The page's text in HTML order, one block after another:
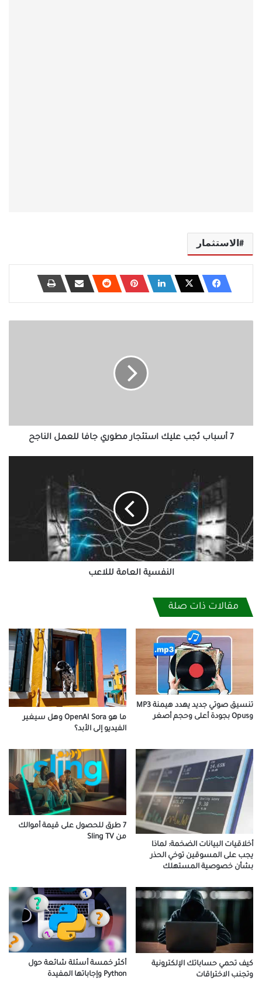
الاستثمار
الناجح
7 أسباب تُجب عليك استئجار مطوري جافا للعمل الناجح
النفسية العامة لللاعب
مقالات ذات صلة
تنسيق صوتي جديد يهدد هيمنة MP3
وOpus بجودة أعلى وحجم أصغر
ما هو OpenAI Sora وهل سيغير
الفيديو إلى الأبد؟
أخلاقيات البيانات الضخمة: لماذا
يجب على المسوقين توخي الحذر
بشأن خصوصية المستهلك
7 طرق للحصول على قيمة أموالك
من Sling TV
كيف تحمي حساباتك الإلكترونية
وتجنب الاختراقات
أكثر خمسة أسئلة شائعة حول
Python وإجاباتها المفيدة